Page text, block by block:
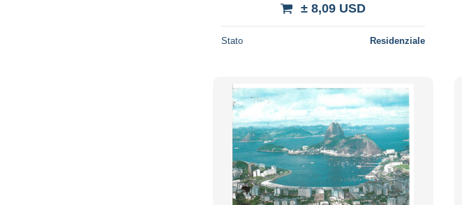
± 8,09 USD
Stato Residenziale